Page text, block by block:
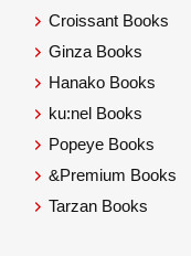
Croissant Books
Ginza Books
Hanako Books
ku:nel Books
Popeye Books
&Premium Books
Tarzan Books